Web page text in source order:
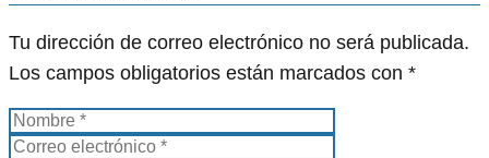
Tu dirección de correo electrónico no será publicada.
Los campos obligatorios están marcados con *